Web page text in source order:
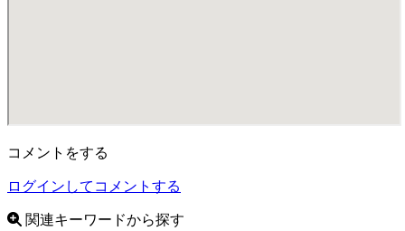
コメントをする
ログインしてコメントする
関連キーワードから探す